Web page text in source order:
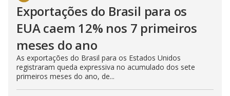
Exportações do Brasil para os
EUA caem 12% nos 7 primeiros
meses do ano
As exportações do Brasil para os Estados Unidos
registraram queda expressiva no acumulado dos sete
primeiros meses do ano, de...